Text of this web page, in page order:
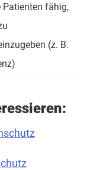
Patienten fähig,
(z. B.